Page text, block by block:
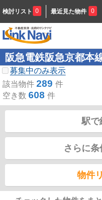
検討リスト 0 最近見た物件 0
阪急電鉄阪急京都本
募集中のみ表示
該当物件 289 件
空き数 608 件
駅で
さらに
物件